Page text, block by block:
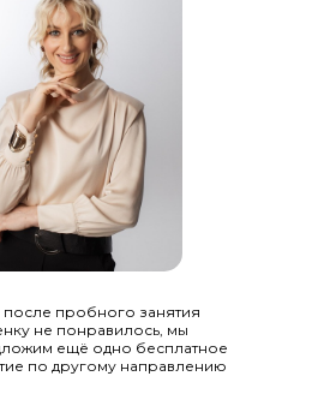
после пробного занятия
не понравилось, мы
ещё одно бесплатное
по другому направлению